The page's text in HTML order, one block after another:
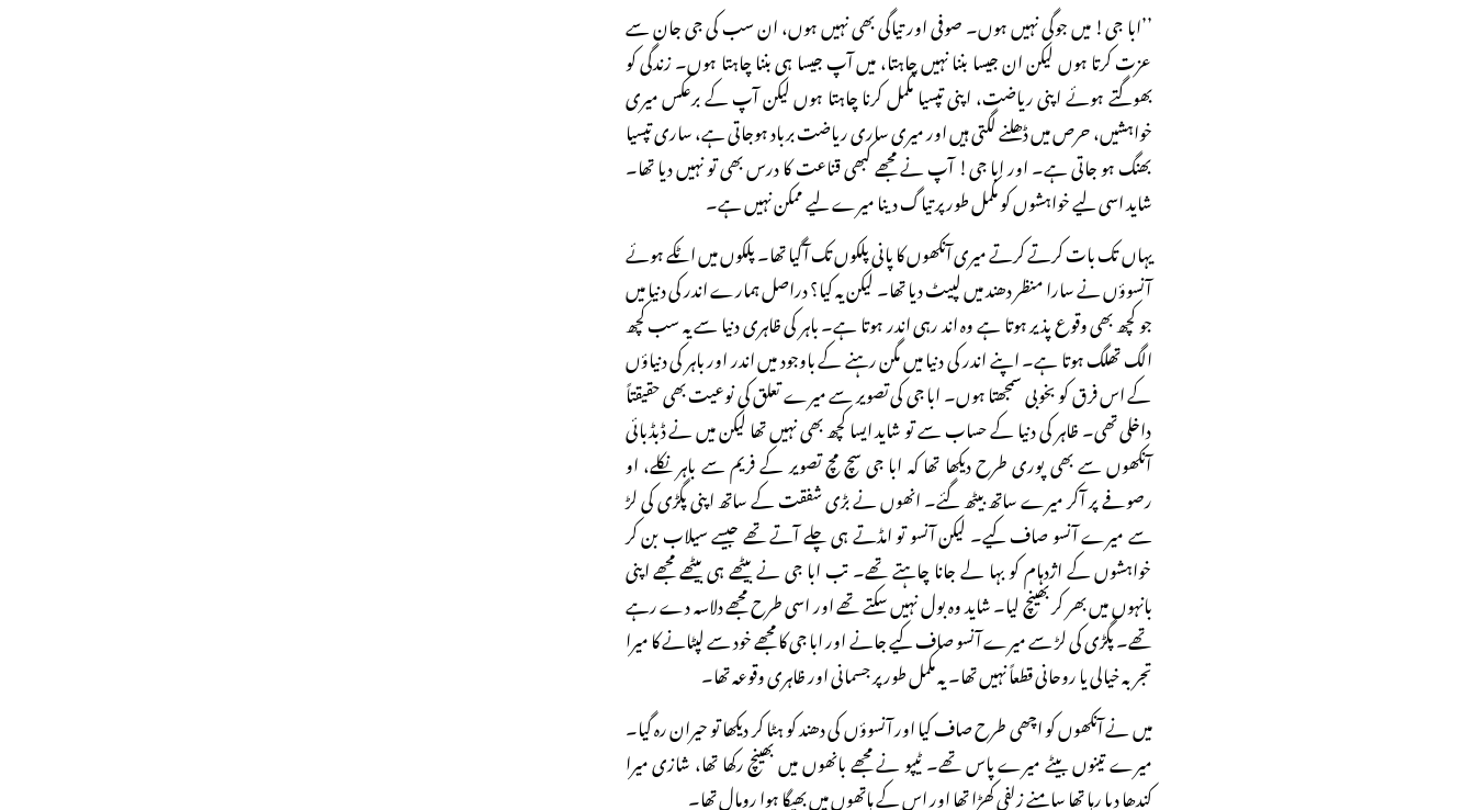
’’ابا جی! میں جوگی نہیں ہوں۔ صوفی اور تیاگی بھی نہیں ہوں، ان سب کی جی جان سے
عزت کرتا ہوں لیکن ان جیسا بننا نہیں چاہتا، میں آپ جیسا ہی بننا چاہتا ہوں۔ زندگی کو
بھوگتے ہوئے اپنی ریاضت، اپنی تپسیا مکمل کرنا چاہتا ہوں لیکن آپ کے برعکس میری
خواہشیں، حرص میں ڈھلنے لگتی ہیں اور میری ساری ریاضت برباد ہوجاتی ہے، ساری تپسیا
بھنگ ہو جاتی ہے۔ اور ابا جی! آپ نے مجھے کبھی قناعت کا درس بھی تو نہیں دیا تھا۔
شاید اسی لیے خواہشوں کو مکمل طور پر تیاگ دینا میرے لیے ممکن نہیں ہے۔
یہاں تک بات کرتے کرتے میری آنکھوں کا پانی پلکوں تک آگیا تھا۔ پلکوں میں اٹکے ہوئے
آنسوؤں نے سارا منظر دھند میں لپیٹ دیا تھا۔ لیکن یہ کیا؟ دراصل ہمارے اندر کی دنیا میں
جو کچھ بھی وقوع پذیر ہوتا ہے وہ اند رہی اندر ہوتا ہے۔ باہر کی ظاہری دنیا سے یہ سب کچھ
الگ تھلگ ہوتا ہے۔ اپنے اندر کی دنیا میں مگن رہنے کے باوجود میں اندر اور باہر کی دنیاؤں
کے اس فرق کو بخوبی سمجھتا ہوں۔ ابا جی کی تصویر سے میرے تعلق کی نوعیت بھی حقیقتاً
داخلی تھی۔ ظاہر کی دنیا کے حساب سے تو شاید ایسا کچھ بھی نہیں تھا لیکن میں نے ڈبڈبائی
آنکھوں سے بھی پوری طرح دیکھا تھا کہ ابا جی سچ مچ تصویر کے فریم سے باہر نکلے، او
رصوفے پر آکر میرے ساتھ بیٹھ گئے۔ انھوں نے بڑی شفقت کے ساتھ اپنی پگڑی کی لڑ
سے میرے آنسو صاف کیے۔ لیکن آنسو تو امڈتے ہی چلے آتے تھے جیسے سیلاب بن کر
خواہشوں کے اژدہام کو بہا لے جانا چاہتے تھے۔ تب ابا جی نے بیٹھے ہی بیٹھے مجھے اپنی
بانہوں میں بھر کر بھینچ لیا۔ شاید وہ بول نہیں سکتے تھے اور اسی طرح مجھے دلاسہ دے رہے
تھے۔ پگڑی کی لڑ سے میرے آنسو صاف کیے جانے اور ابا جی کا مجھے خود سے لپٹانے کا میرا
تجربہ خیالی یا روحانی قطعاً نہیں تھا۔ یہ مکمل طور پر جسمانی اور ظاہری وقوعہ تھا۔
میں نے آنکھوں کو اچھی طرح صاف کیا اور آنسوؤں کی دھند کو ہٹا کر دیکھا تو حیران رہ گیا۔
میرے تینوں بیٹے میرے پاس تھے۔ ٹیپو نے مجھے بانھوں میں بھینچ رکھا تھا، شازی میرا
کندھا دبا رہا تھا سامنے زلفی کھڑا تھا اور اس کے ہاتھوں میں بھیگا ہوا رومال تھا۔